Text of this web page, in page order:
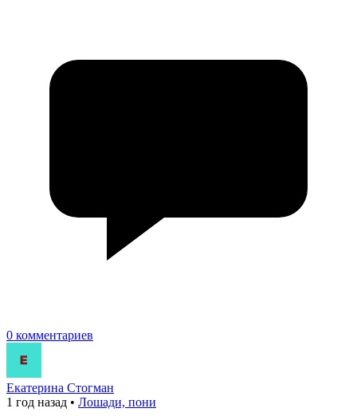
0 комментариев
Екатерина Стогман
1 год назад • Лошади, пони